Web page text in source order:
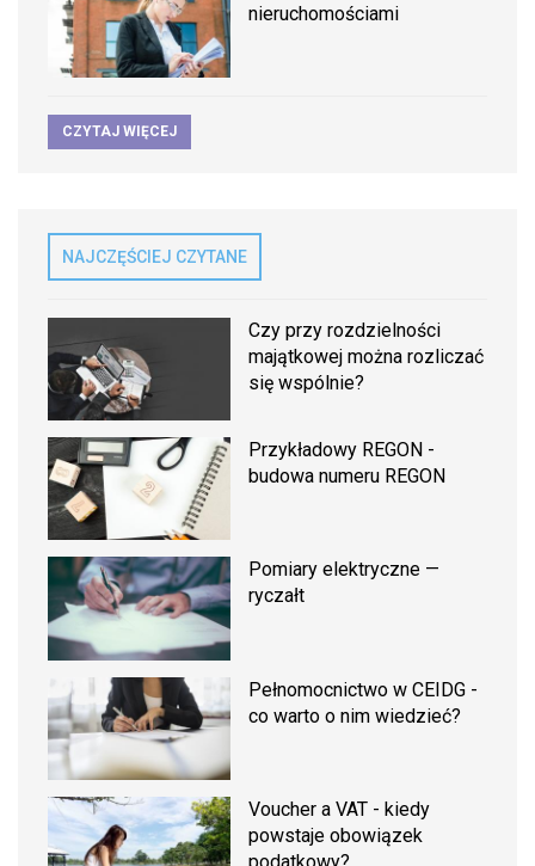
nieruchomościami
CZYTAJ WIĘCEJ
NAJCZĘŚCIEJ CZYTANE
Czy przy rozdzielności
majątkowej można rozliczać
się wspólnie?
Przykładowy REGON -
budowa numeru REGON
Pomiary elektryczne —
ryczałt
Pełnomocnictwo w CEIDG -
co warto o nim wiedzieć?
Voucher a VAT - kiedy
powstaje obowiązek